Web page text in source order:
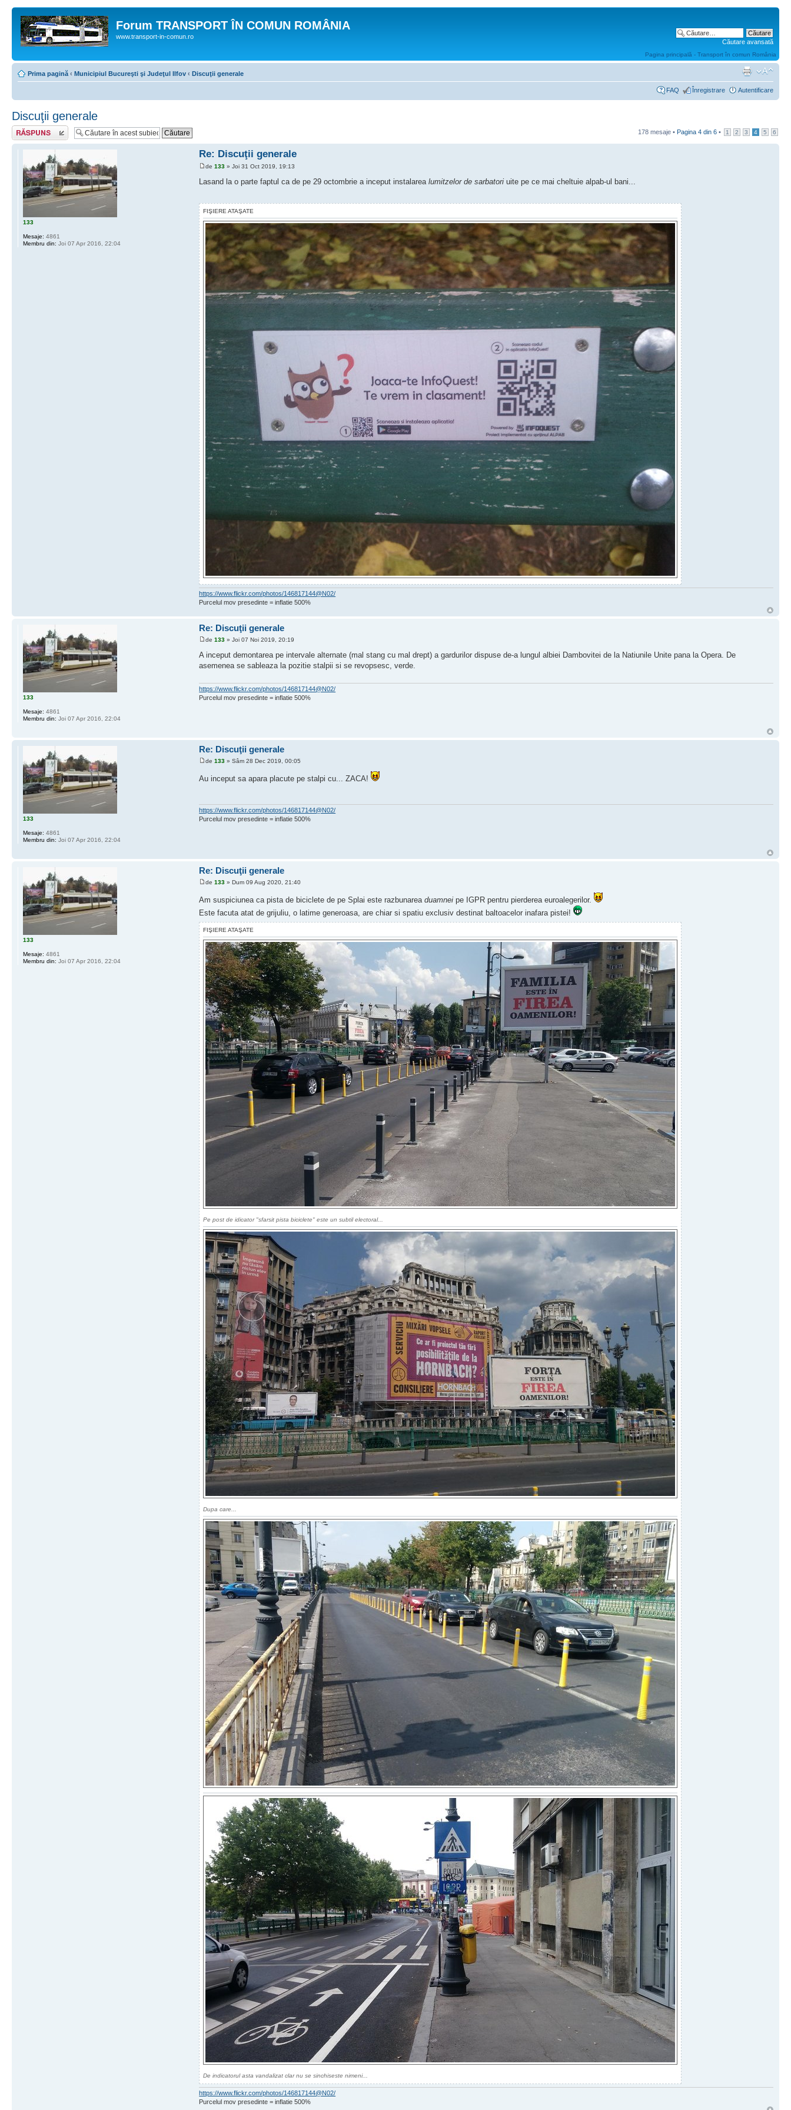
Forum TRANSPORT ÎN COMUN ROMÂNIA
www.transport-in-comun.ro
Căutare avansată
Pagina principală - Transport în comun România
Prima pagină ‹ Municipiul Bucureşti şi Judeţul Ilfov ‹ Discuţii generale
FAQ Înregistrare Autentificare
Discuţii generale
Răspunde 178 mesaje • Pagina 4 din 6 • 1 2 3 4 5 6
Re: Discuţii generale
de133 » Joi 31 Oct 2019, 19:13
Lasand la o parte faptul ca de pe 29 octombrie a inceput instalarealumitzelor de sarbatori uite pe ce mai cheltuie alpab-ul bani...
FIŞIERE ATAŞATE
https://www.flickr.com/photos/146817144@N02/
Purcelul mov presedinte = inflatie 500%
133
Mesaje: 4861
Membru din: Joi 07 Apr 2016, 22:04
Re: Discuţii generale
de133 » Joi 07 Noi 2019, 20:19
A inceput demontarea pe intervale alternate (mal stang cu mal drept) a gardurilor dispuse de-a lungul albiei Dambovitei de la Natiunile Unite pana la Opera. De
asemenea se sableaza la pozitie stalpii si se revopsesc, verde.
https://www.flickr.com/photos/146817144@N02/
Purcelul mov presedinte = inflatie 500%
133
Mesaje: 4861
Membru din: Joi 07 Apr 2016, 22:04
Re: Discuţii generale
de133 » Sâm 28 Dec 2019, 00:05
Au inceput sa apara placute pe stalpi cu... ZACA!
https://www.flickr.com/photos/146817144@N02/
Purcelul mov presedinte = inflatie 500%
133
Mesaje: 4861
Membru din: Joi 07 Apr 2016, 22:04
Re: Discuţii generale
de133 » Dum 09 Aug 2020, 21:40
Am suspiciunea ca pista de biciclete de pe Splai este razbunareaduamnei pe IGPR pentru pierderea euroalegerilor.
Este facuta atat de grijuliu, o latime generoasa, are chiar si spatiu exclusiv destinat baltoacelor inafara pistei!
FIŞIERE ATAŞATE
Pe post de idicator "sfarsit pista biciclete" este un subtil electoral...
Dupa care...
De indicatorul asta vandalizat clar nu se sinchiseste nimeni...
https://www.flickr.com/photos/146817144@N02/
Purcelul mov presedinte = inflatie 500%
133
Mesaje: 4861
Membru din: Joi 07 Apr 2016, 22:04